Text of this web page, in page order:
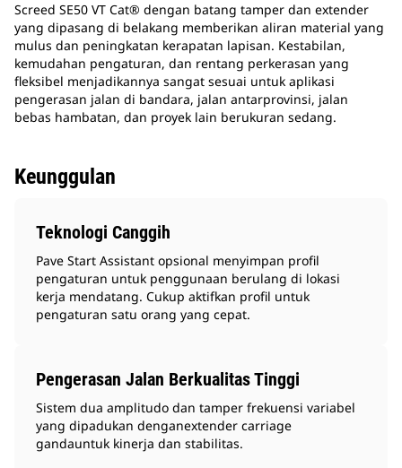
Screed SE50 VT Cat® dengan batang tamper dan extender
yang dipasang di belakang memberikan aliran material yang
mulus dan peningkatan kerapatan lapisan. Kestabilan,
kemudahan pengaturan, dan rentang perkerasan yang
fleksibel menjadikannya sangat sesuai untuk aplikasi
pengerasan jalan di bandara, jalan antarprovinsi, jalan
bebas hambatan, dan proyek lain berukuran sedang.
Keunggulan
Teknologi Canggih
Pave Start Assistant opsional menyimpan profil
pengaturan untuk penggunaan berulang di lokasi
kerja mendatang. Cukup aktifkan profil untuk
pengaturan satu orang yang cepat.
Pengerasan Jalan Berkualitas Tinggi
Sistem dua amplitudo dan tamper frekuensi variabel
yang dipadukan denganextender carriage
gandauntuk kinerja dan stabilitas.